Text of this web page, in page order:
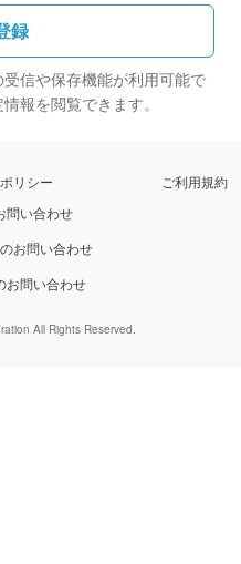
録
信や保存機能が利用可能で
報を閲覧できます。
リシー
ご利用規約
問い合わせ
お問い合わせ
お問い合わせ
All Rights Reserved.